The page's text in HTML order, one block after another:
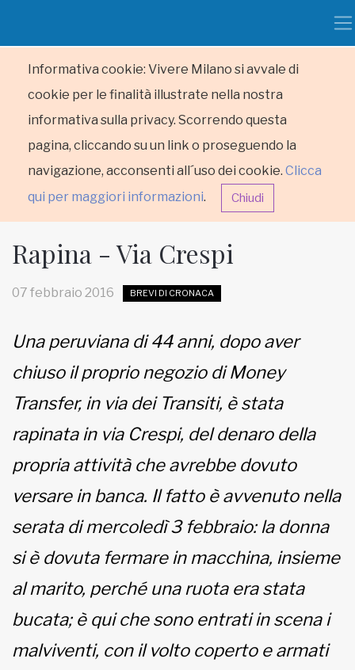
Informativa cookie: Vivere Milano si avvale di
cookie per le finalità illustrate nella nostra
informativa sulla privacy. Scorrendo questa
pagina, cliccando su un link o proseguendo la
navigazione, acconsenti all´uso dei cookie. Clicca
qui per maggiori informazioni. Chiudi
RUBRICHE
Inviateci le vostre segnalazioni
www.viveremilano.info
Bernardis
EDB edizioni - Via Brivio angolo C.
Informativa sulla privacy
Rapina - Via Crespi
07 febbraio 2016 BREVI DI CRONACA
Una peruviana di 44 anni, dopo aver
chiuso il proprio negozio di Money
Transfer, in via dei Transiti, è stata
rapinata in via Crespi, del denaro della
propria attività che avrebbe dovuto
versare in banca. Il fatto è avvenuto nella
serata di mercoledì 3 febbraio: la donna
si è dovuta fermare in macchina, insieme
al marito, perché una ruota era stata
bucata; è qui che sono entrati in scena i
malviventi, con il volto coperto e armati